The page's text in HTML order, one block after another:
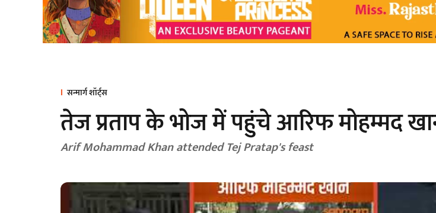
सन्मार्ग शॉर्ट्स
तेज प्रताप के भोज में पहुंचे आरिफ मोहम्मद
Arif Mohammad Khan attended Tej Pratap's feast